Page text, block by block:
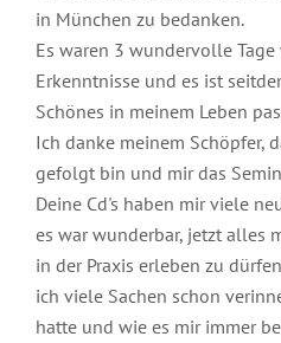
in München zu bedanken.
Es waren 3 wundervolle
Erkenntnisse und es ist
Schönes in meinem Leben
Ich danke meinem Schöpfer,
gefolgt bin und mir das
Deine Cd's haben mir viele
es war wunderbar, jetzt alles
in der Praxis erleben zu
ich viele Sachen schon
hatte und wie es mir immer